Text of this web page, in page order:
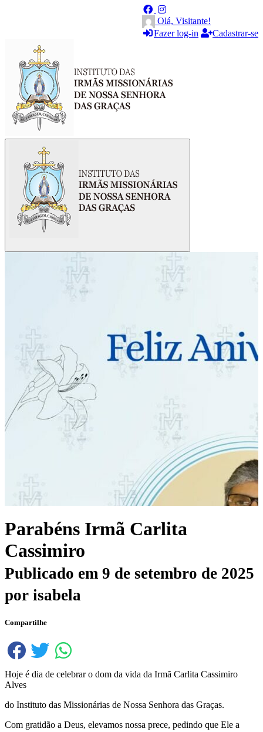
Olá, Visitante!
Fazer log-in
Cadastrar-se
Parabéns Irmã Carlita
Cassimiro
Publicado em 9 de setembro de 2025
por isabela
Compartilhe
Hoje é dia de celebrar o dom da vida da Irmã Carlita Cassimiro
Alves
do Instituto das Missionárias de Nossa Senhora das Graças.
Com gratidão a Deus, elevamos nossa prece, pedindo que Ele a